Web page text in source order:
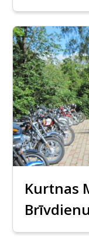
Kurtnas